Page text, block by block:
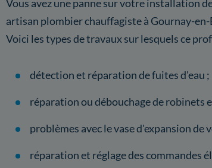
Vous avez une panne sur votre installation
artisan plombier chauffagiste à Gournay-
Voici les types de travaux sur lesquels ce
détection et réparation de fuites d'eau ;
réparation ou débouchage de robinets
problèmes avec le vase d'expansion de
réparation et réglage des commandes